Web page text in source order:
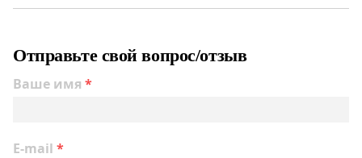
Отправьте свой вопрос/отзыв
Ваше имя *
E-mail *